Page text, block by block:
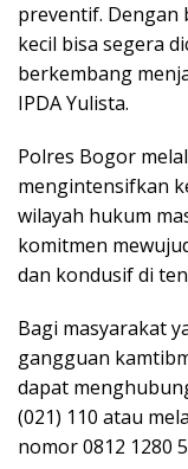
preventif. Dengan
kecil bisa segera
berkembang
IPDA Yulista.
Polres Bogor
mengintensifkan
wilayah hukum
komitmen
dan kondusif di
Bagi masyarakat
gangguan
dapat
(021) 110 atau
nomor 0812 1280